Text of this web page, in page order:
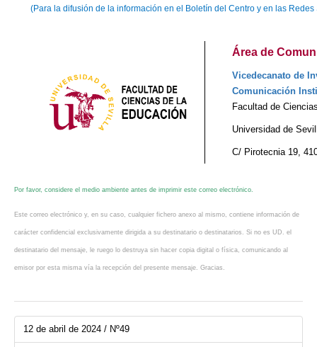
(Para la difusión de la información en el Boletín del Centro y en las
Área de
Vicedecanato de
Comunicación
Facultad de
Universidad de
C/ Pirotecnia 19,
Por favor, considere el medio ambiente antes de imprimir este correo electrónico.
Este correo electrónico y, en su caso, cualquier fichero anexo al mismo, contiene información de
carácter confidencial exclusivamente dirigida a su destinatario o destinatarios. Si no es UD. el
destinatario del mensaje, le ruego lo destruya sin hacer copia digital o física, comunicando al
emisor por esta misma vía la recepción del presente mensaje. Gracias.
12 de abril de 2024 / Nº49